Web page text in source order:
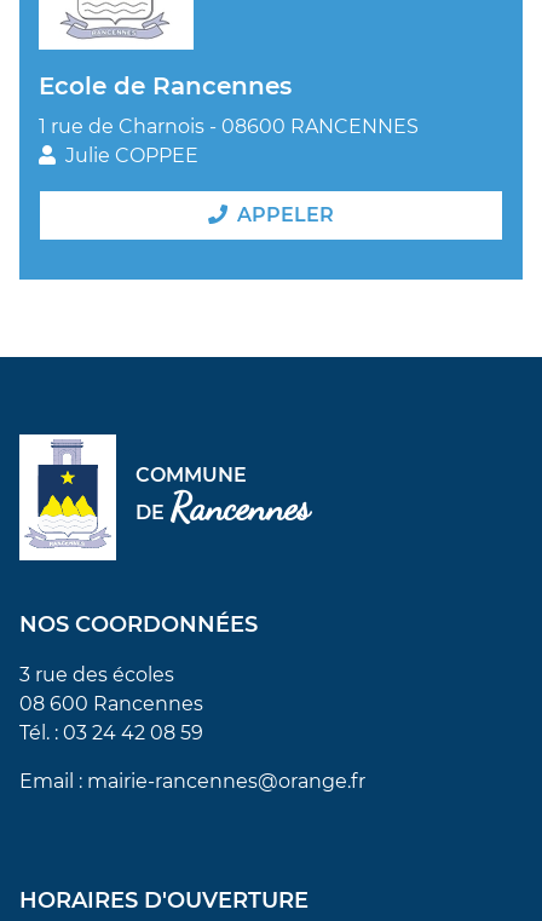
Ecole de Rancennes
1 rue de Charnois - 08600 RANCENNES
Julie COPPEE
APPELER
COMMUNE
DE Rancennes
NOS COORDONNÉES
3 rue des écoles
08 600 Rancennes
Tél. : 03 24 42 08 59
Email : mairie-rancennes@orange.fr
HORAIRES D'OUVERTURE